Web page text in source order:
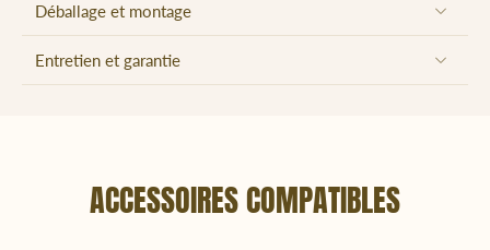
Déballage et montage
Entretien et garantie
ACCESSOIRES COMPATIBLES